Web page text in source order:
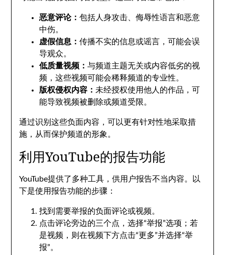
恶意评论：包括人身攻击、侮辱性语言和恶意
中伤。
虚假信息：传播不实的信息或谣言，可能会误
导观众。
低质量视频：与频道主题无关或内容低劣的视
频，这些视频可能会稀释频道的专业性。
版权侵权内容： 未经授权使用他人的作品，可
能导致视频被删除或频道受限。
通过识别这些负面内容，可以更有针对性地采取措
施，从而保护频道的形象。
利用YouTube的报告功能
YouTube提供了多种工具，供用户报告不当内容。以
下是使用报告功能的步骤：
找到需要举报的负面评论或视频。
点击评论旁边的三个点，选择“举报”选项；若
是视频，则在视频下方点击“更多”并选择“举
报”。